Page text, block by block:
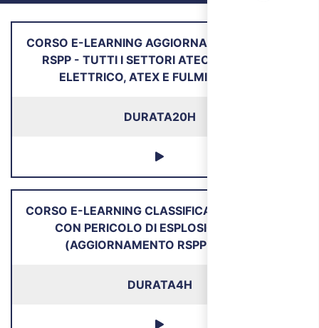
CORSO E-LEARNING AGGIORNAMENTO ASPP E
RSPP - TUTTI I SETTORI ATECO - RISCHIO
ELETTRICO, ATEX E FULMINAZIONE
DURATA20H
CORSO E-LEARNING CLASSIFICAZIONE LUOGHI
CON PERICOLO DI ESPLOSIONE ATEX
(AGGIORNAMENTO RSPP E ASPP)
DURATA4H